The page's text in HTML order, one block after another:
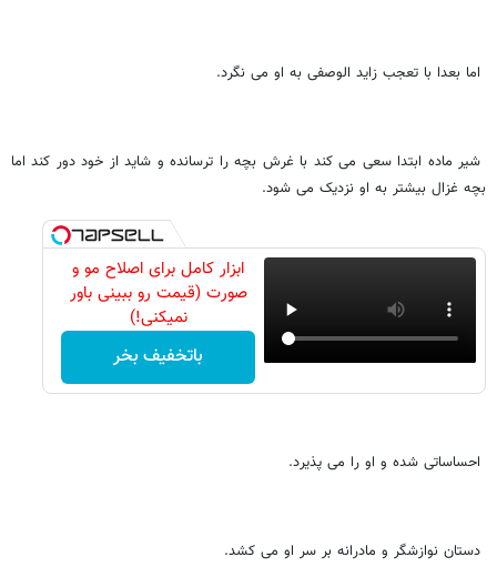
اما بعدا با تعجب زاید الوصفی به او می نگرد.
شیر ماده ابتدا سعی می کند با غرش بچه را ترسانده و شاید از خود دور کند اما
بچه غزال بیشتر به او نزدیک می شود.
ابزار کامل برای اصلاح مو و
صورت (قیمت رو ببینی باور
نمیکنی!)
باتخفیف بخر
احساساتی شده و او را می پذیرد.
دستان نوازشگر و مادرانه بر سر او می کشد.